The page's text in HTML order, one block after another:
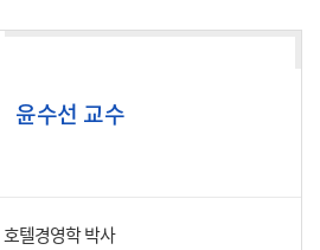
윤수선 교수
호텔경영학 박사